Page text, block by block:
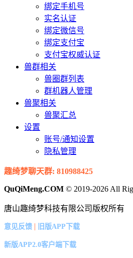
绑定手机号
实名认证
绑定微信号
绑定支付宝
支付宝权威认证
兽群相关
兽圈群列表
群机器人管理
兽聚相关
兽聚汇总
设置
账号/通知设置
隐私管理
趣绮梦聊天群: 810988425
QuQiMeng.COM © 2019-2026 All
唐山趣绮梦科技有限公司版权所有
意见反馈 | 旧版APP下载
新版APP2.0客户端下载